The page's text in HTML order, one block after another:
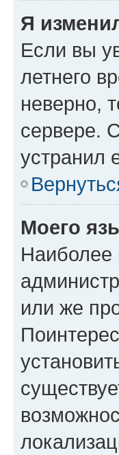
Я
Если вы
летнего
неверно,
сервере.
устранил
Моего
Наиболее
или же